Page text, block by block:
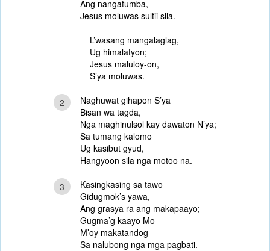
Ang nangatumba,
Jesus moluwas sultii sila.
L’wasang mangalaglag,
Ug himalatyon;
Jesus maluloy-on,
S’ya moluwas.
2
Naghuwat gihapon S’ya
Bisan wa tagda,
Nga maghinulsol kay dawaton N’ya;
Sa tumang kalomo
Ug kasibut gyud,
Hangyoon sila nga motoo na.
3
Kasingkasing sa tawo
Gidugmok’s yawa,
Ang grasya ra ang makapaayo;
Gugma’g kaayo Mo
M’oy makatandog
Sa nalubong nga mga pagbati.